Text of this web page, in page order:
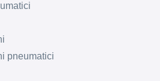
pneumatici